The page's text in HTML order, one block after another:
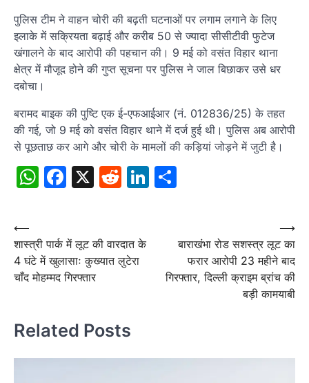
पुलिस टीम ने वाहन चोरी की बढ़ती घटनाओं पर लगाम लगाने के लिए
इलाके में सक्रियता बढ़ाई और करीब 50 से ज्यादा सीसीटीवी फुटेज
खंगालने के बाद आरोपी की पहचान की। 9 मई को वसंत विहार थाना
क्षेत्र में मौजूद होने की गुप्त सूचना पर पुलिस ने जाल बिछाकर उसे धर
दबोचा।
बरामद बाइक की पुष्टि एक ई-एफआईआर (नं. 012836/25) के तहत
की गई, जो 9 मई को वसंत विहार थाने में दर्ज हुई थी। पुलिस अब आरोपी
से पूछताछ कर आगे और चोरी के मामलों की कड़ियां जोड़ने में जुटी है।
WhatsApp
Facebook
X RedditLinkedIn
Post
navigation
⟵
शास्त्री पार्क में लूट की वारदात के
4 घंटे में खुलासाः कुख्यात लुटेरा
चाँद मोहम्मद गिरफ्तार
बाराखंभा रोड सशस्त्र लूट का
फरार आरोपी 23 महीने बाद
गिरफ्तार, दिल्ली क्राइम ब्रांच की
बड़ी कामयाबी
⟶
Related Posts